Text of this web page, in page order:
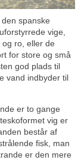
spanske
vige,
ro, eller de
for store og små
god plads til
vand indbyder til
er to gange
vig er
består af
fisk, man
er den mere